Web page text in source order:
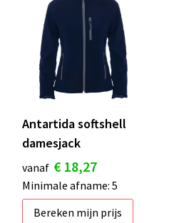
Antartida softshell
damesjack
vanaf € 18,27
Minimale afname: 5
Bereken mijn prijs